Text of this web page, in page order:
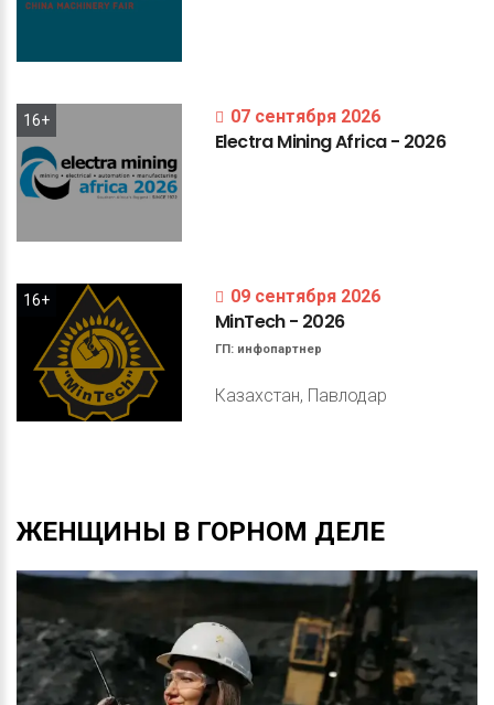
16+ 07 сентября 2026
ElectraMiningAfrica- 2026
16+ 09 сентября 2026
MinTech- 2026
ГП: инфопартнер
Казахстан, Павлодар
ЖЕНЩИНЫ В ГОРНОМ ДЕЛЕ